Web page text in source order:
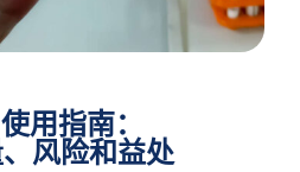
用指南：
风险和益处